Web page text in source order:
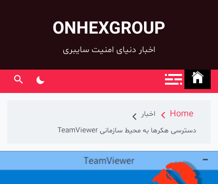
ONHEXGROUP
اخبار دنیای امنیت سایبری
Home
اخبار
دسترسی هکرها به محیط سازمانی TeamViewer